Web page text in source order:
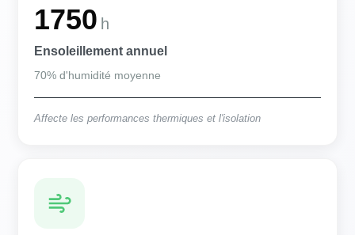
1750 h
Ensoleillement annuel
70% d'humidité moyenne
Affecte les performances thermiques et l'isolation